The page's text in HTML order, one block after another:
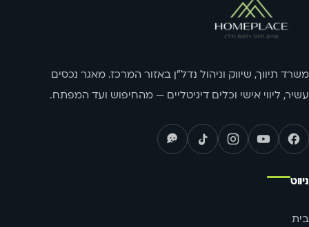
משרד תיווך, שיווק וניהול נדל"ן באזור המרכז. מאגר נכסים
עשיר, ליווי אישי וכלים דיגיטליים — מהחיפוש ועד המפתח.
ניווט
בית